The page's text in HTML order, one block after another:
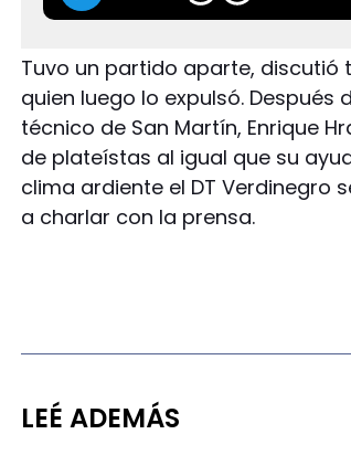
Tuvo un partido aparte, discutió
quien luego lo expulsó. Después
técnico de San Martín, Enrique
de plateístas al igual que su
clima ardiente el DT Verdinegro
a charlar con la prensa.
LEÉ ADEMÁS